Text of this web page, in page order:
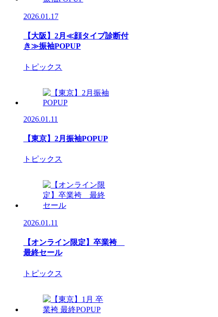
2026.01.17
【大阪】2月≪顔タイプ診断付
き≫振袖POPUP
トピックス
2026.01.11
【東京】2月振袖POPUP
トピックス
2026.01.11
【オンライン限定】卒業袴
最終セール
トピックス